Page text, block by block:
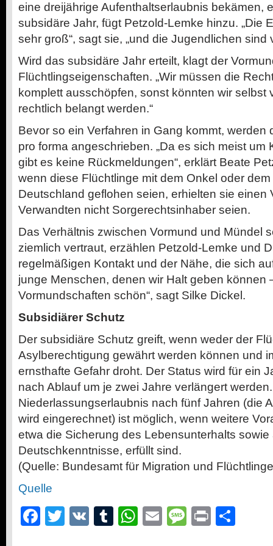
eine dreijährige Aufenthaltserlaubnis bekämen,
subsidäre Jahr, fügt Petzold-Lemke hinzu. „Die
sehr groß“, sagt sie, „und die Jugendlichen sind
Wird das subsidäre Jahr erteilt, klagt der
Flüchtlingseigenschaften. „Wir müssen die
komplett ausschöpfen, sonst könnten wir selbst
rechtlich belangt werden.“
Bevor so ein Verfahren in Gang kommt, werden
pro forma angeschrieben. „Da es sich meist um
gibt es keine Rückmeldungen“, erklärt Beate
wenn diese Flüchtlinge mit dem Onkel oder
Deutschland geflohen seien, erhielten sie einen
Verwandten nicht Sorgerechtsinhaber seien.
Das Verhältnis zwischen Vormund und Mündel
ziemlich vertraut, erzählen Petzold-Lemke und
regelmäßigen Kontakt und der Nähe, die sich
junge Menschen, denen wir Halt geben können
Vormundschaften schön“, sagt Silke Dickel.
Subsidiärer Schutz
Der subsidiäre Schutz greift, wenn weder der
Asylberechtigung gewährt werden können und
ernsthafte Gefahr droht. Der Status wird für ein
nach Ablauf um je zwei Jahre verlängert
Niederlassungserlaubnis nach fünf Jahren (die
wird eingerechnet) ist möglich, wenn weitere
etwa die Sicherung des Lebensunterhalts
Deutschkenntnisse, erfüllt sind.
(Quelle: Bundesamt für Migration und
Quelle
Facebook
Twitter
VK Tumblr
WhatsApp
EmailMessage
Print